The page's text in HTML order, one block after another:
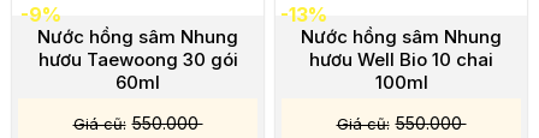
-9%
Nước hồng sâm Nhung
hươu Taewoong 30 gói
60ml
550.000
-13%
Nước hồng sâm Nhung
hươu Well Bio 10 chai
100ml
550.000